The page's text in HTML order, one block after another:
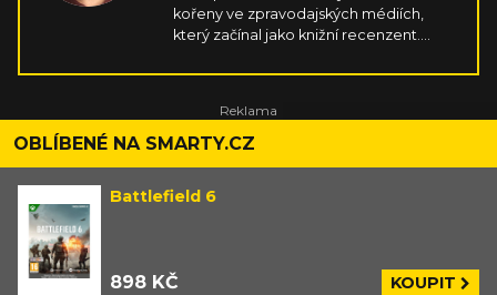
kořeny ve zpravodajských médiích,
který začínal jako knižní recenzent.
příběhů a singleplayerových her
Rád se vzteká u soulsovek, uklidňuje v
otevřených světech, hraje si na někoho
dobrou skotskou.
OBLÍBENÉ NA SMARTY.CZ
Battlefield 6
898 KČ KOUPIT